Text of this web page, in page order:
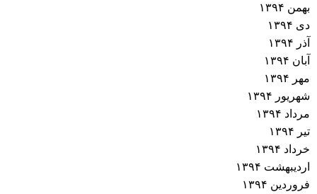
بهمن ۱۳۹۴
دی ۱۳۹۴
آذر ۱۳۹۴
آبان ۱۳۹۴
مهر ۱۳۹۴
شهریور ۱۳۹۴
مرداد ۱۳۹۴
تیر ۱۳۹۴
خرداد ۱۳۹۴
اردیبهشت ۱۳۹۴
فروردین ۱۳۹۴